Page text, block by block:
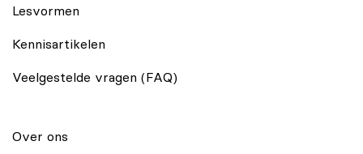
Lesvormen
Kennisartikelen
Veelgestelde vragen (FAQ)
Over ons